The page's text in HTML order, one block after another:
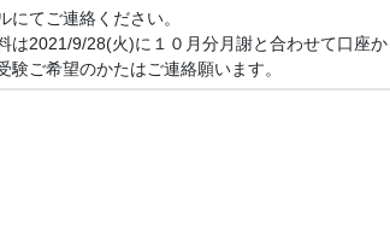
にてご連絡ください。
は2021/9/28(火)に１０月分月謝と合わせて口座か
験ご希望のかたはご連絡願います。